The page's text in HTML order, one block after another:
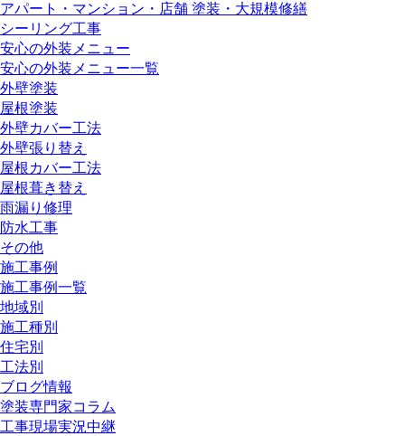
アパート・マンション・店舗 塗装・大規模修繕
シーリング工事
安心の外装メニュー
安心の外装メニュー一覧
外壁塗装
屋根塗装
外壁カバー工法
外壁張り替え
屋根カバー工法
屋根葺き替え
雨漏り修理
防水工事
その他
施工事例
施工事例一覧
地域別
施工種別
住宅別
工法別
ブログ情報
塗装専門家コラム
工事現場実況中継